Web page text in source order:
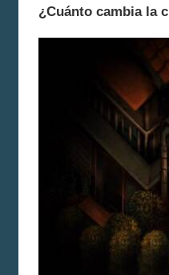
¿Cuánto cambia la